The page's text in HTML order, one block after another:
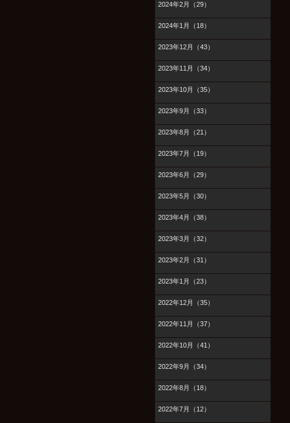
2024年2月（29）
2024年1月（18）
2023年12月（43）
2023年11月（34）
2023年10月（35）
2023年9月（33）
2023年8月（21）
2023年7月（19）
2023年6月（29）
2023年5月（30）
2023年4月（38）
2023年3月（32）
2023年2月（31）
2023年1月（23）
2022年12月（35）
2022年11月（37）
2022年10月（41）
2022年9月（34）
2022年8月（18）
2022年7月（12）